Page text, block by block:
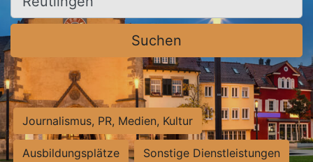
Suchen
Journalismus, PR, Medien, Kultur
Ausbildungsplätze Sonstige Dienstleistungen